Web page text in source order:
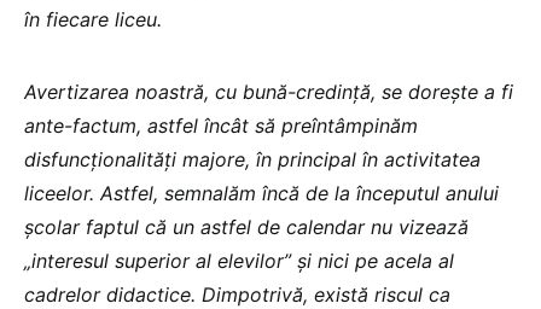
în fiecare liceu.
Avertizarea noastră, cu bună-credinţă, se dorește a fi
ante-factum, astfel încât să preîntâmpinăm
disfuncţionalităţi majore, în principal în activitatea
liceelor. Astfel, semnalăm încă de la începutul anului
școlar faptul că un astfel de calendar nu vizează
„interesul superior al elevilor” şi nici pe acela al
cadrelor didactice. Dimpotrivă, există riscul ca